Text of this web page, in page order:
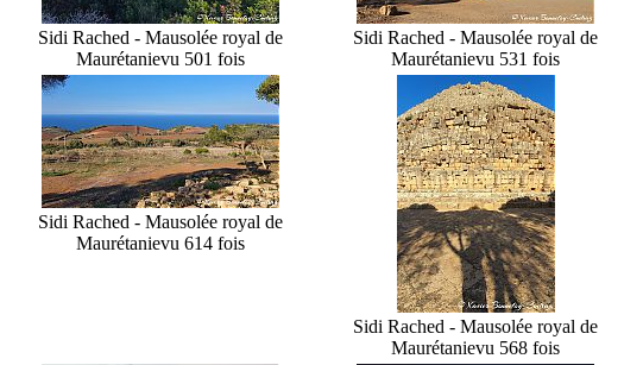
Sidi Rached - Mausolée royal de
Maurétanievu 501 fois
Sidi Rached - Mausolée royal de
Maurétanievu 531 fois
Sidi Rached - Mausolée royal de
Maurétanievu 614 fois
Sidi Rached - Mausolée royal de
Maurétanievu 568 fois